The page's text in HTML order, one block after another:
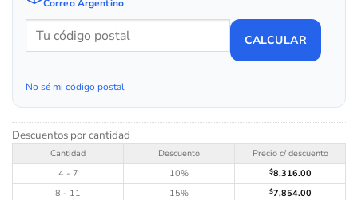
Correo Argentino
CALCULAR
No sé mi código postal
Descuentos por cantidad
Cantidad Descuento
Precio c/ descuento
4 - 7
10% $8,316.00
8 - 11
15% $7,854.00